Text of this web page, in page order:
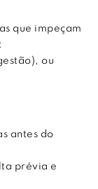
que impeçam
ou
antes do
prévia e